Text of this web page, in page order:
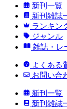
新刊一覧
新刊雑誌
ランキン
ジャンル
雑誌・レ
よくある
お問い合
新刊一覧
新刊雑誌